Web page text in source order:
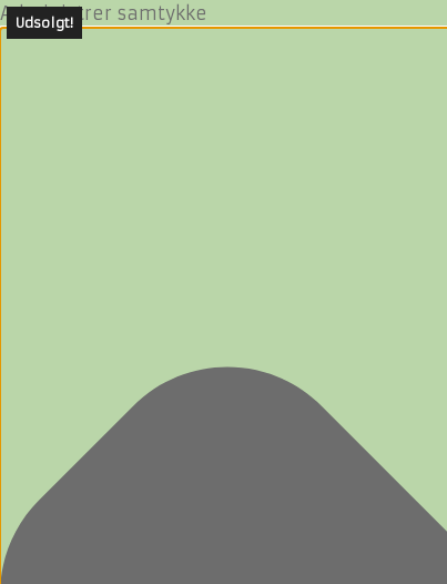
Administrer samtykke
Udsolgt!